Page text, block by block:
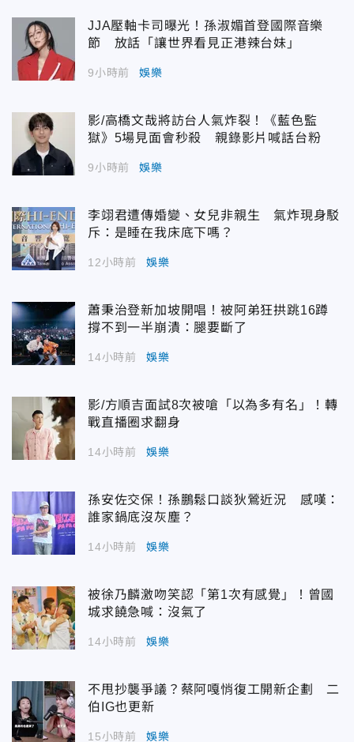
JJA壓軸卡司曝光！孫淑媚首登國際音樂
節 放話「讓世界看見正港辣台妹」
9小時前 娛樂
影/高橋文哉將訪台人氣炸裂！《藍色監
獄》5場見面會秒殺 親錄影片喊話台粉
9小時前 娛樂
李翊君遭傳婚變、女兒非親生 氣炸現身駁
斥：是睡在我床底下嗎？
12小時前 娛樂
蕭秉治登新加坡開唱！被阿弟狂拱跳16蹲
撐不到一半崩潰：腿要斷了
14小時前 娛樂
影/方順吉面試8次被嗆「以為多有名」！轉
戰直播圈求翻身
14小時前 娛樂
孫安佐交保！孫鵬鬆口談狄鶯近況 感嘆：
誰家鍋底沒灰塵？
14小時前 娛樂
被徐乃麟激吻笑認「第1次有感覺」！曾國
城求饒急喊：沒氣了
14小時前 娛樂
不甩抄襲爭議？蔡阿嘎悄復工開新企劃 二
伯IG也更新
15小時前 娛樂